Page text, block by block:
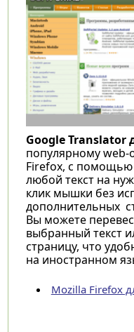
Google Translator
популярному web-
Firefox, с помощью
любой текст на
клик мышки без
дополнительных
Вы можете
выбранный текст
страницу, что
на иностранном
Mozilla Firefox